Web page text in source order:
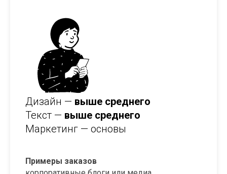
Дизайн — выше среднего
Текст — выше среднего
Маркетинг — основы
Примеры заказов